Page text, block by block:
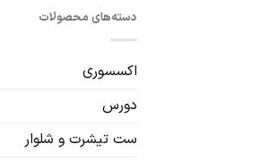
دسته‌های محصولات
اکسسوری
دورس
ست تیشرت و شلوار